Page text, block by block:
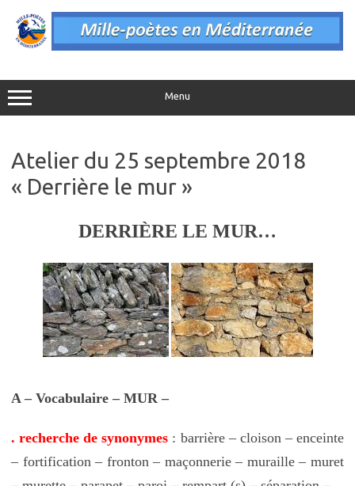
contenu
Menu
Atelier du 25 septembre 2018
« Derrière le mur »
DERRIÈRE LE MUR…
A – Vocabulaire – MUR –
. recherche de synonymes : barrière – cloison – enceinte
– fortification – fronton – maçonnerie – muraille – muret